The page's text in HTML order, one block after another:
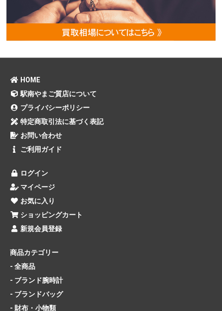
HOME
駅南やまご質店について
プライバシーポリシー
特定商取引法に基づく表記
お問い合わせ
ご利用ガイド
ログイン
マイページ
お気に入り
ショッピングカート
新規会員登録
商品カテゴリー
- 全商品
- ブランド腕時計
- ブランドバッグ
- 財布・小物類